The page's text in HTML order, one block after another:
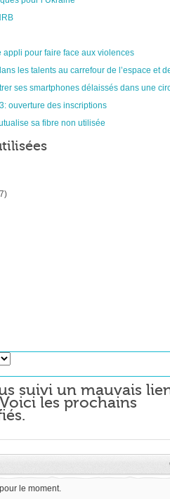
appli pour faire face aux violences
les talents au carrefour de l’espace et
ses smartphones délaissés dans une
ouverture des inscriptions
sa fibre non utilisée
suivi un mauvais
les prochains
le moment.